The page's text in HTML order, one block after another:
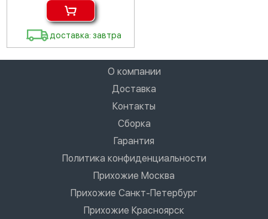
доставка: завтра
О компании
Доставка
Контакты
Сборка
Гарантия
Политика конфиденциальности
Прихожие Москва
Прихожие Санкт-Петербург
Прихожие Красноярск